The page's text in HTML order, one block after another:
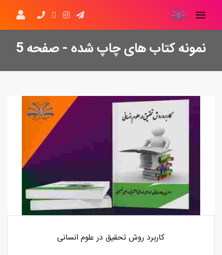
نمونه کتاب های چاپ شده - صفحه 5
کاربرد روش تحقیق در علوم انسانی